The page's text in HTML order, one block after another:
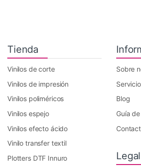
Tienda
Vinilos de corte
Vinilos de impresión
Vinilos poliméricos
Vinilos espejo
Vinilos efecto ácido
Vinilo transfer textil
Plotters DTF Innuro
Sobre
Blog
Guía
Legal